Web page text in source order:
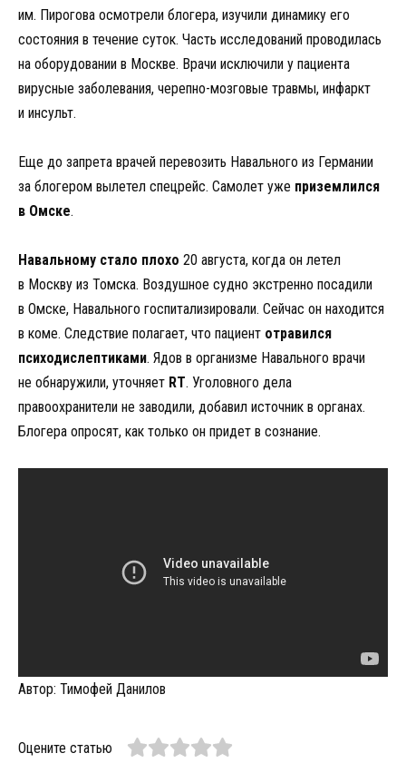
им. Пирогова осмотрели блогера, изучили динамику его
состояния в течение суток. Часть исследований проводилась
на оборудовании в Москве. Врачи исключили у пациента
вирусные заболевания, черепно-мозговые травмы, инфаркт
и инсульт.
Еще до запрета врачей перевозить Навального из Германии
за блогером вылетел спецрейс. Самолет уже приземлился
в Омске.
Навальному стало плохо 20 августа, когда он летел
в Москву из Томска. Воздушное судно экстренно посадили
в Омске, Навального госпитализировали. Сейчас он находится
в коме. Следствие полагает, что пациент отравился
психодислептиками. Ядов в организме Навального врачи
не обнаружили, уточняет RT. Уголовного дела
правоохранители не заводили, добавил источник в органах.
Блогера опросят, как только он придет в сознание.
Автор: Тимофей Данилов
Оцените статью